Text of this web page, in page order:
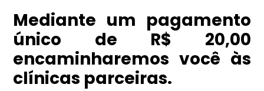
Mediante um pagamento
único de R$ 20,00
encaminharemos você às
clínicas parceiras.